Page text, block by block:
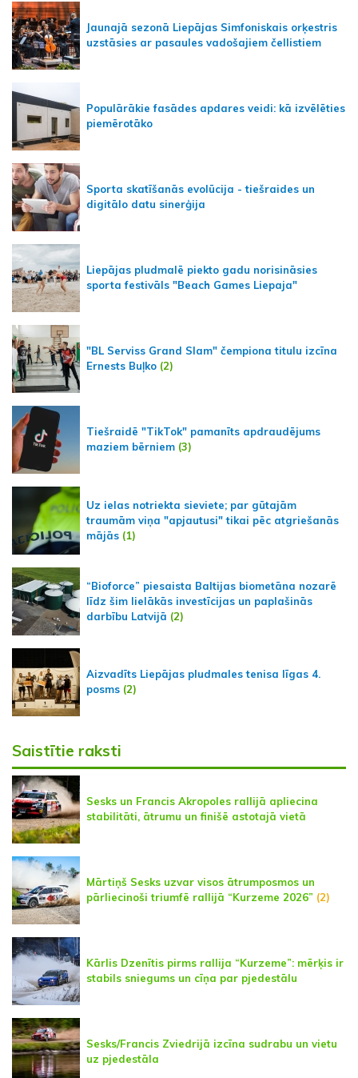
Jaunajā sezonā Liepājas Simfoniskais orķestris
uzstāsies ar pasaules vadošajiem čellistiem
Populārākie fasādes apdares veidi: kā izvēlēties
piemērotāko
Sporta skatīšanās evolūcija - tiešraides un
digitālo datu sinerģija
Liepājas pludmalē piekto gadu norisināsies
sporta festivāls "Beach Games Liepaja"
"BL Serviss Grand Slam" čempiona titulu izcīna
Ernests Buļko (2)
Tiešraidē "TikTok" pamanīts apdraudējums
maziem bērniem (3)
Uz ielas notriekta sieviete; par gūtajām
traumām viņa "apjautusi" tikai pēc atgriešanās
mājās (1)
“Bioforce” piesaista Baltijas biometāna nozarē
līdz šim lielākās investīcijas un paplašinās
darbību Latvijā (2)
Aizvadīts Liepājas pludmales tenisa līgas 4.
posms (2)
Saistītie raksti
Sesks un Francis Akropoles rallijā apliecina
stabilitāti, ātrumu un finišē astotajā vietā
Mārtiņš Sesks uzvar visos ātrumposmos un
pārliecinoši triumfē rallijā “Kurzeme 2026” (2)
Kārlis Dzenītis pirms rallija “Kurzeme”: mērķis ir
stabils sniegums un cīņa par pjedestālu
Sesks/Francis Zviedrijā izcīna sudrabu un vietu
uz pjedestāla